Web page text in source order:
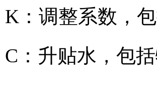
K：调整系数，
C：升贴水，包